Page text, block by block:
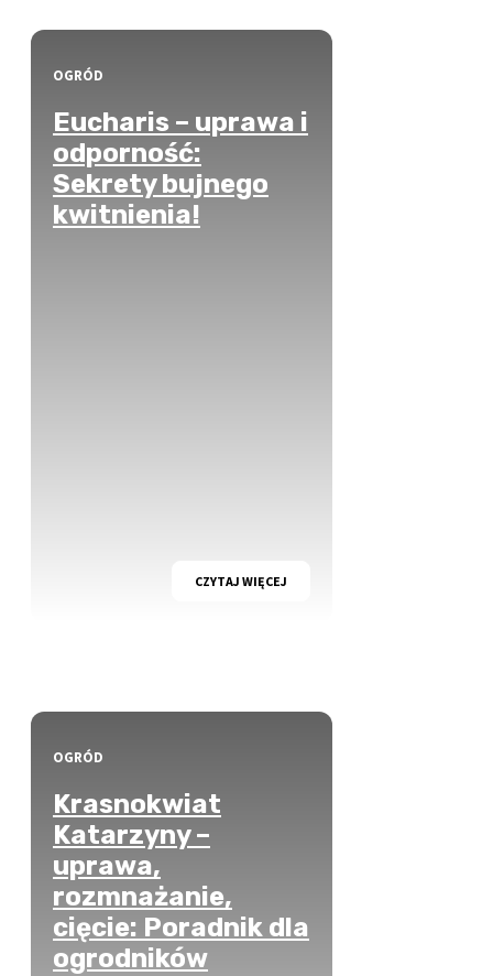
OGRÓD
Eucharis – uprawa i
odporność:
Sekrety bujnego
kwitnienia!
CZYTAJ WIĘCEJ
OGRÓD
Krasnokwiat
Katarzyny –
uprawa,
rozmnażanie,
cięcie: Poradnik dla
ogrodników